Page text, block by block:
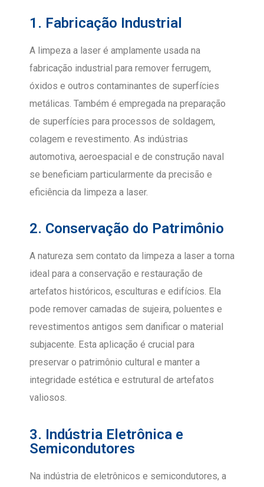
1. Fabricação Industrial
A limpeza a laser é amplamente usada na
fabricação industrial para remover ferrugem,
óxidos e outros contaminantes de superfícies
metálicas. Também é empregada na preparação
de superfícies para processos de soldagem,
colagem e revestimento. As indústrias
automotiva, aeroespacial e de construção naval
se beneficiam particularmente da precisão e
eficiência da limpeza a laser.
2. Conservação do Patrimônio
A natureza sem contato da limpeza a laser a torna
ideal para a conservação e restauração de
artefatos históricos, esculturas e edifícios. Ela
pode remover camadas de sujeira, poluentes e
revestimentos antigos sem danificar o material
subjacente. Esta aplicação é crucial para
preservar o patrimônio cultural e manter a
integridade estética e estrutural de artefatos
valiosos.
3. Indústria Eletrônica e
Semicondutores
Na indústria de eletrônicos e semicondutores, a